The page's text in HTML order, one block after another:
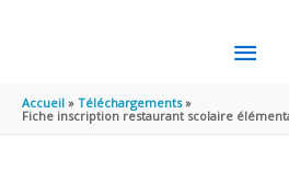
MENU
Accueil
Téléchargements
Fiche inscription restaurant scolaire